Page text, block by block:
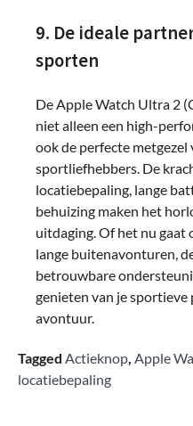
9. De ideale
sporten
De Apple Watch Ultra 2
niet alleen een high-
ook de perfecte
sportliefhebbers. De
locatiebepaling, lange
behuizing maken het
uitdaging. Of het nu gaat
lange buitenavonturen,
betrouwbare
genieten van je
avontuur.
Tagged Actieknop Apple
locatiebepaling